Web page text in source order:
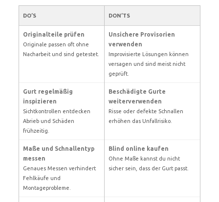
DO’S DON’TS
Originalteile prüfen
Originale passen oft ohne
Nacharbeit und sind getestet.
Unsichere Provisorien
verwenden
Improvisierte Lösungen können
versagen und sind meist nicht
geprüft.
Gurt regelmäßig
inspizieren
Sichtkontrollen entdecken
Abrieb und Schäden
frühzeitig.
Beschädigte Gurte
weiterverwenden
Risse oder defekte Schnallen
erhöhen das Unfallrisiko.
Maße und Schnallentyp
messen
Genaues Messen verhindert
Fehlkäufe und
Montageprobleme.
Blind online kaufen
Ohne Maße kannst du nicht
sicher sein, dass der Gurt passt.